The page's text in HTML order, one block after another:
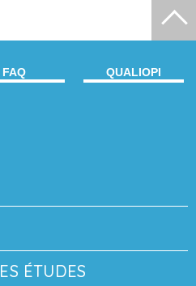
FAQ QUALIOPI
ÉTUDES